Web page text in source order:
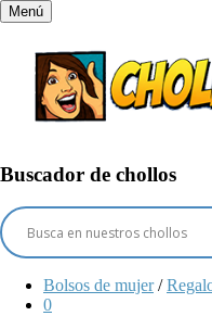
Menú
Buscador de chollos
Bolsos de mujer /
0